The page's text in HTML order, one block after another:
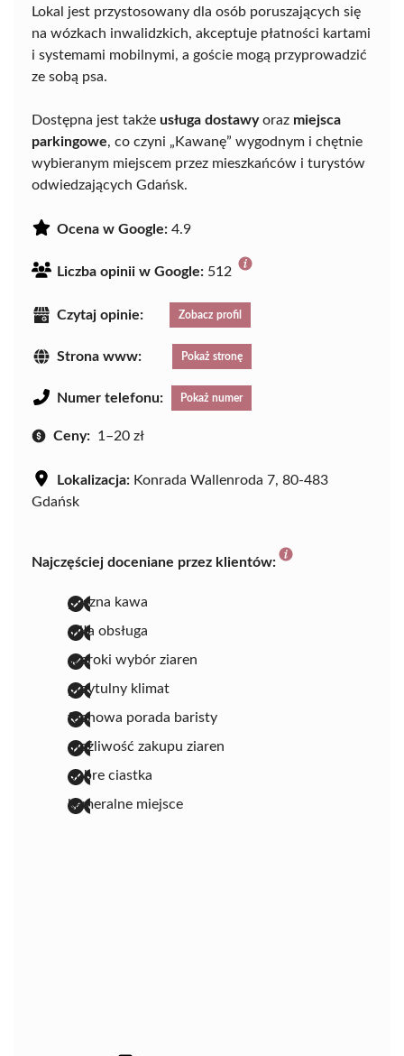
Lokal jest przystosowany dla osób poruszających się
na wózkach inwalidzkich, akceptuje płatności kartami
i systemami mobilnymi, a goście mogą przyprowadzić
ze sobą psa.
Dostępna jest także usługa dostawyoraz miejsca
parkingowe, co czyni „Kawanę” wygodnym i chętnie
wybieranym miejscem przez mieszkańców i turystów
odwiedzających Gdańsk.
Ocena w Google: 4.9
Liczba opinii w Google: 512
Czytaj opinie: Zobacz profil
Strona www: Pokaż stronę
Numer telefonu: Pokaż numer
Ceny: 1–20 zł
Lokalizacja: Konrada Wallenroda 7, 80-483
Gdańsk
Najczęściej doceniane przez klientów:
pyszna kawa
miła obsługa
szeroki wybór ziaren
przytulny klimat
fachowa porada baristy
możliwość zakupu ziaren
dobre ciastka
kameralne miejsce